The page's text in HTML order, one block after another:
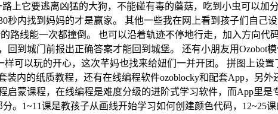
上它要逃离凶猛的大狗，不能碰有毒的蘑菇，吃到小虫可以加
秒内找到妈妈的才是赢家。 其他一些我在网上看到孩子们自己
路线能一次都撞倒。 也可以沿着轨迹不停地行走，加入方向
到城门前报出正确答案才能回到城堡。 还有小朋友用Ozobot
可以玩的开心，这次芊妈也找来给妞们一并开团。 拼图上设
内的纸质教程，还有在线编程软件ozoblocky和配套App，另
蒙课程，在线编程是难度分级的进阶式学习软件，而App里
。1~11课是教孩子从画线开始学习如何创建颜色代码，12~25